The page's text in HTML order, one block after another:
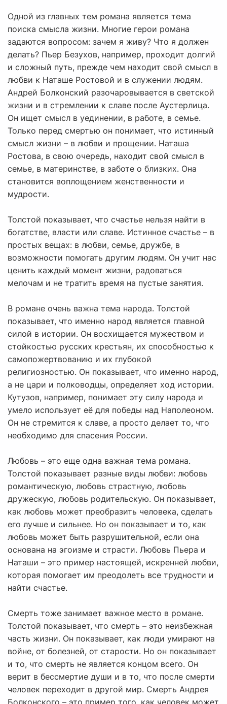
Одной из главных тем романа является тема
поиска смысла жизни. Многие герои романа
задаются вопросом: зачем я живу? Что я должен
делать? Пьер Безухов, например, проходит долгий
и сложный путь, прежде чем находит свой смысл в
любви к Наташе Ростовой и в служении людям.
Андрей Болконский разочаровывается в светской
жизни и в стремлении к славе после Аустерлица.
Он ищет смысл в уединении, в работе, в семье.
Только перед смертью он понимает, что истинный
смысл жизни – в любви и прощении. Наташа
Ростова, в свою очередь, находит свой смысл в
семье, в материнстве, в заботе о близких. Она
становится воплощением женственности и
мудрости.
Толстой показывает, что счастье нельзя найти в
богатстве, власти или славе. Истинное счастье – в
простых вещах: в любви, семье, дружбе, в
возможности помогать другим людям. Он учит нас
ценить каждый момент жизни, радоваться
мелочам и не тратить время на пустые занятия.
В романе очень важна тема народа. Толстой
показывает, что именно народ является главной
силой в истории. Он восхищается мужеством и
стойкостью русских крестьян, их способностью к
самопожертвованию и их глубокой
религиозностью. Он показывает, что именно народ,
а не цари и полководцы, определяет ход истории.
Кутузов, например, понимает эту силу народа и
умело использует её для победы над Наполеоном.
Он не стремится к славе, а просто делает то, что
необходимо для спасения России.
Любовь – это еще одна важная тема романа.
Толстой показывает разные виды любви: любовь
романтическую, любовь страстную, любовь
дружескую, любовь родительскую. Он показывает,
как любовь может преобразить человека, сделать
его лучше и сильнее. Но он показывает и то, как
любовь может быть разрушительной, если она
основана на эгоизме и страсти. Любовь Пьера и
Наташи – это пример настоящей, искренней любви,
которая помогает им преодолеть все трудности и
найти счастье.
Смерть тоже занимает важное место в романе.
Толстой показывает, что смерть – это неизбежная
часть жизни. Он показывает, как люди умирают на
войне, от болезней, от старости. Но он показывает
и то, что смерть не является концом всего. Он
верит в бессмертие души и в то, что после смерти
человек переходит в другой мир. Смерть Андрея